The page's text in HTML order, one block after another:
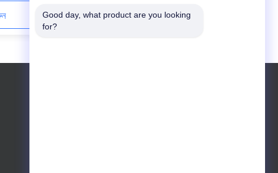
এখনই যোগাযোগ করুন
Good day, what product are you looking
for?